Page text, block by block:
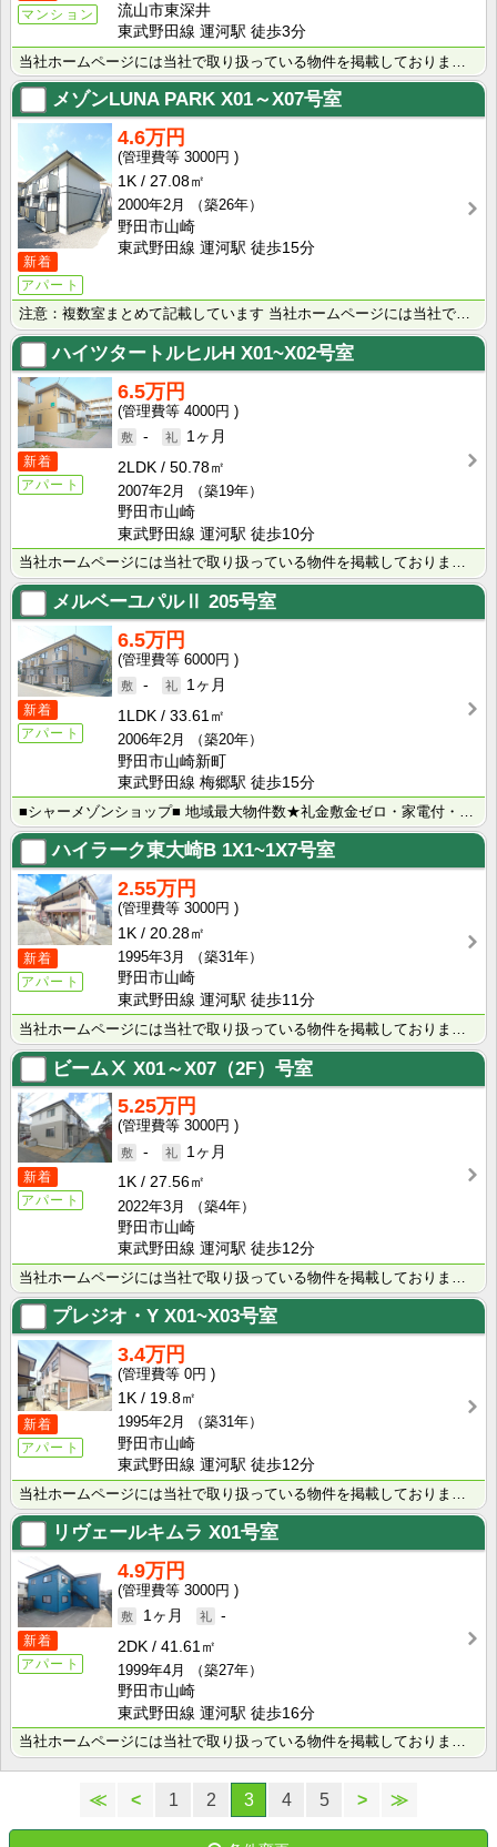
マンション
流山市東深井
東武野田線 運河駅 徒歩3分
メゾンLUNA PARK X01～X07号室
新着
アパート
4.6万円
3000円
1K
27.08㎡
2000年2月
（築26年）
野田市山崎
東武野田線 運河駅 徒歩15分
注意：複数室まとめて記載しています 当社ホームページには当社で取り扱っている物件を掲載しております。･･･
ハイツタートルヒルH X01~X02号室
新着
アパート
6.5万円
4000円
-
1ヶ月
2LDK
50.78㎡
2007年2月
（築19年）
野田市山崎
東武野田線 運河駅 徒歩10分
当社ホームページには当社で取り扱っている物件を掲載しております。 現在の募集状況に関しては、スタッフ･･･
メルベーユパルⅡ 205号室
新着
アパート
6.5万円
6000円
-
1ヶ月
1LDK
33.61㎡
2006年2月
（築20年）
野田市山崎新町
東武野田線 梅郷駅 徒歩15分
ハイラーク東大崎B 1X1~1X7号室
新着
アパート
2.55万円
3000円
1K
20.28㎡
1995年3月
（築31年）
野田市山崎
東武野田線 運河駅 徒歩11分
ビームⅩ X01～X07（2F）号室
新着
アパート
5.25万円
3000円
-
1ヶ月
1K
27.56㎡
2022年3月
（築4年）
野田市山崎
東武野田線 運河駅 徒歩12分
プレジオ・Y X01~X03号室
新着
アパート
3.4万円
0円
1K
19.8㎡
1995年2月
（築31年）
野田市山崎
東武野田線 運河駅 徒歩12分
当社ホームページには当社で取り扱っている物件を掲載しております。 現在の募集状況に関しては、スタッフ･･･
リヴェールキムラ X01号室
新着
アパート
4.9万円
3000円
1ヶ月
-
2DK
41.61㎡
1999年4月
（築27年）
野田市山崎
東武野田線 運河駅 徒歩16分
当社ホームページには当社で取り扱っている物件を掲載しております。 現在の募集状況に関しては、スタッフ･･･
≪ < 1 2 3 4 5 > ≫